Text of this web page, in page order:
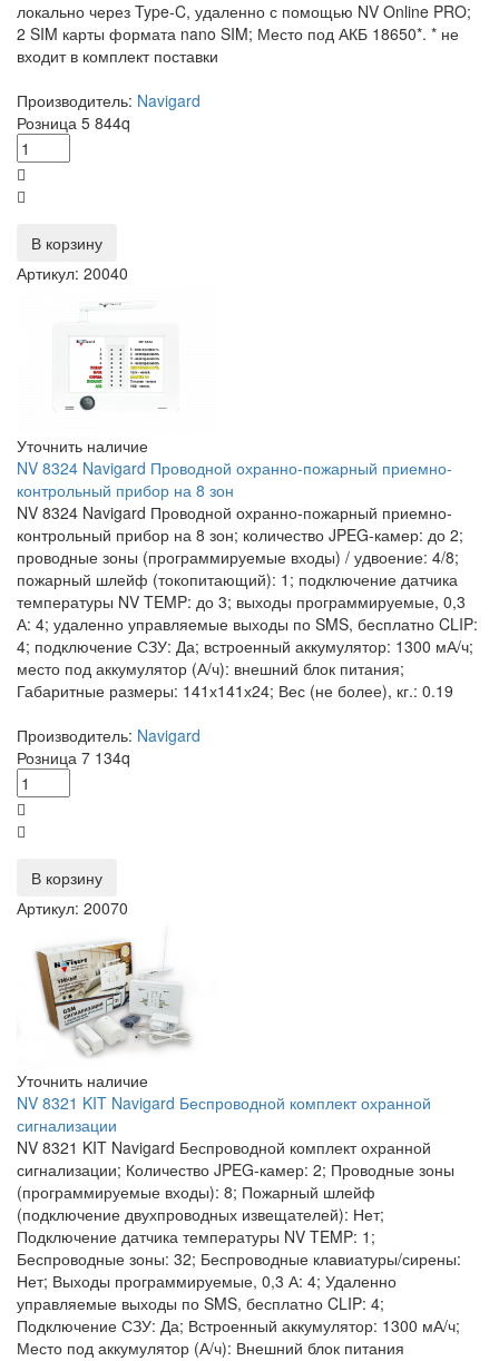
локально через Type-C, удаленно с помощью NV Online PRO;
2 SIM карты формата nano SIM; Место под АКБ 18650*. * не
входит в комплект поставки
Производитель: Navigard
Розница 5 844q
В корзину
Артикул: 20040
Уточнить наличие
NV 8324 Navigard Проводной охранно-пожарный приемно-
контрольный прибор на 8 зон
NV 8324 Navigard Проводной охранно-пожарный приемно-
контрольный прибор на 8 зон; количество JPEG-камер: до 2;
проводные зоны (программируемые входы) / удвоение: 4/8;
пожарный шлейф (токопитающий): 1; подключение датчика
температуры NV TEMP: до 3; выходы программируемые, 0,3
А: 4; удаленно управляемые выходы по SMS, бесплатно CLIP:
4; подключение СЗУ: Да; встроенный аккумулятор: 1300 мА/ч;
место под аккумулятор (А/ч): внешний блок питания;
Габаритные размеры: 141х141х24; Вес (не более), кг.: 0.19
Производитель: Navigard
Розница 7 134q
В корзину
Артикул: 20070
Уточнить наличие
NV 8321 KIT Navigard Беспроводной комплект охранной
сигнализации
NV 8321 KIT Navigard Беспроводной комплект охранной
сигнализации; Количество JPEG-камер: 2; Проводные зоны
(программируемые входы): 8; Пожарный шлейф
(подключение двухпроводных извещателей): Нет;
Подключение датчика температуры NV TEMP: 1;
Беспроводные зоны: 32; Беспроводные клавиатуры/сирены:
Нет; Выходы программируемые, 0,3 А: 4; Удаленно
управляемые выходы по SMS, бесплатно CLIP: 4;
Подключение СЗУ: Да; Встроенный аккумулятор: 1300 мА/ч;
Место под аккумулятор (А/ч): Внешний блок питания